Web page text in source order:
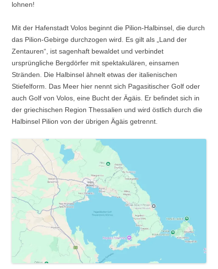
lohnen!
Mit der Hafenstadt Volos beginnt die Pilion-Halbinsel, die durch
das Pilion-Gebirge durchzogen wird. Es gilt als „Land der
Zentauren“, ist sagenhaft bewaldet und verbindet
ursprüngliche Bergdörfer mit spektakulären, einsamen
Stränden. Die Halbinsel ähnelt etwas der italienischen
Stiefelform. Das Meer hier nennt sich Pagasitischer Golf oder
auch Golf von Volos, eine Bucht der Ägäis. Er befindet sich in
der griechischen Region Thessalien und wird östlich durch die
Halbinsel Pilion von der übrigen Ägäis getrennt.